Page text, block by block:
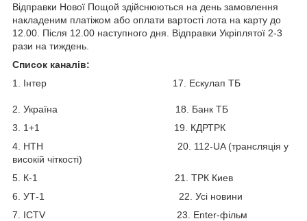
Відправки Нової Пощой здійснюються на день замовлення
накладеним платіжом або оплати вартості лота на карту до
12.00. Після 12.00 наступного дня. Відправки Укріплятої 2-3
рази на тиждень.
Список каналів:
1. Інтер 17. Ескулап ТБ
2. Україна 18. Банк ТБ
3. 1+1 19. КДРТРК
4. НТН 20. 112-UA (трансляція у
високій чіткості)
5. К-1 21. ТРК Киев
6. УТ-1 22. Усі новини
7. ICTV 23. Enter-фільм